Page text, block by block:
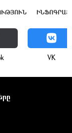
VK